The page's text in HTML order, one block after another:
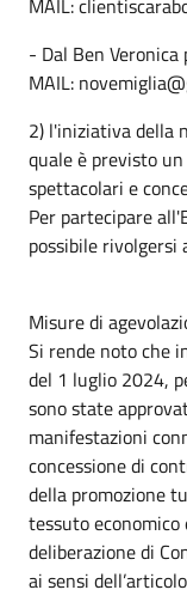
- Dal Ben
MAIL:
2) l'iniziativa della
quale è previsto
spettacolari e
Per partecipare
possibile
Misure di
Si rende noto che
del 1 luglio 2024,
sono state
manifestazioni
concessione di
della promozione
tessuto economico
deliberazione di
ai sensi